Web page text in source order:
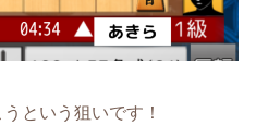
という狙いです！